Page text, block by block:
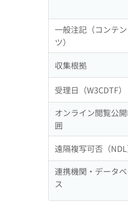
一般注記（コンテン
ツ）
収集根拠
受理日（W3CDTF）
オンライン閲覧公
囲
遠隔複写可否（NDL
連携機関・データ
ス